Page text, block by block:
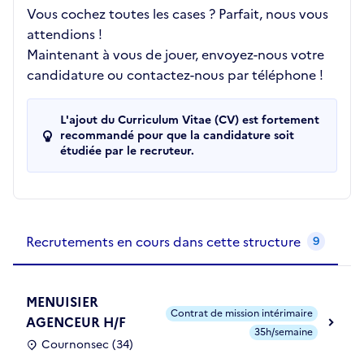
Vous cochez toutes les cases ? Parfait, nous vous
attendions !
Maintenant à vous de jouer, envoyez-nous votre
candidature ou contactez-nous par téléphone !
L'ajout du Curriculum Vitae (CV) est fortement
recommandé pour que la candidature soit
étudiée par le recruteur.
Recrutements en cours dans cette structure 9
MENUISIER
AGENCEUR H/F
Cournonsec (34)
Contrat de mission intérimaire
35h/semaine